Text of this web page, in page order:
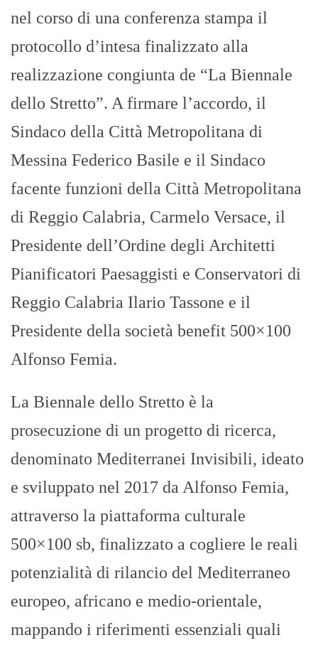
nel corso di una conferenza stampa il
protocollo d’intesa finalizzato alla
realizzazione congiunta de “La Biennale
dello Stretto”. A firmare l’accordo, il
Sindaco della Città Metropolitana di
Messina Federico Basile e il Sindaco
facente funzioni della Città Metropolitana
di Reggio Calabria, Carmelo Versace, il
Presidente dell’Ordine degli Architetti
Pianificatori Paesaggisti e Conservatori di
Reggio Calabria Ilario Tassone e il
Presidente della società benefit 500×100
Alfonso Femia.
La Biennale dello Stretto è la
prosecuzione di un progetto di ricerca,
denominato Mediterranei Invisibili, ideato
e sviluppato nel 2017 da Alfonso Femia,
attraverso la piattaforma culturale
500×100 sb, finalizzato a cogliere le reali
potenzialità di rilancio del Mediterraneo
europeo, africano e medio-orientale,
mappando i riferimenti essenziali quali